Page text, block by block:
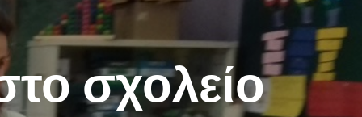
σχολείο